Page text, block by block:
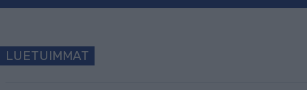
LUETUIMMAT